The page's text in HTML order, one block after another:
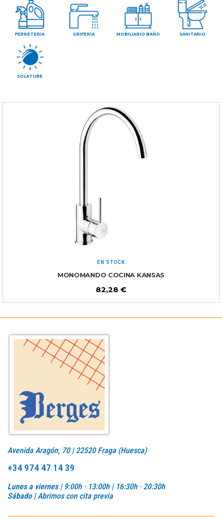
FERRETERÍA GRIFERÍA MOBILIARIO BAÑO SANITARIO
SOLATUBE
EN STOCK
MONOMANDO COCINA KANSAS
82,28 €
Avenida Aragón, 70 | 22520 Fraga (Huesca)
+34 974 47 14 39
Lunes a viernes | 9:00h · 13:00h | 16:30h · 20:30h
Sábado |Abrimos con cita previa